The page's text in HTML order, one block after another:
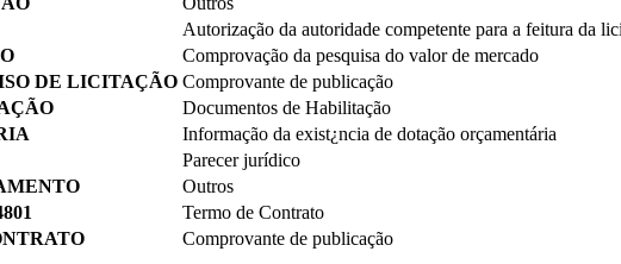
Autorização da autoridade competente para a feitura da
Comprovação da pesquisa do valor de mercado
DE LICITAÇÃO Comprovante de publicação
Documentos de Habilitação
Informação da exist¿ncia de dotação orçamentária
Parecer jurídico
Outros
Termo de Contrato
Comprovante de publicação